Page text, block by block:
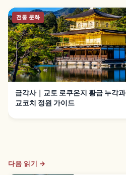
전통 문화
금각사｜교토 로쿠온지 황금 누각과
교코치 정원 가이드
다음 읽기 →